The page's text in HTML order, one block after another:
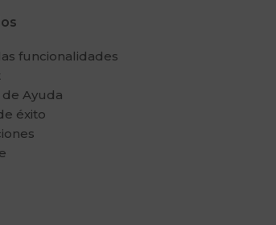
funcionalidades
Ayuda
éxito